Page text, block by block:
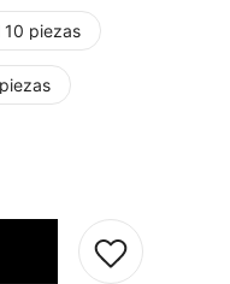
10 piezas